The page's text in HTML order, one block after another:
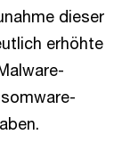
dieser
erhöhte